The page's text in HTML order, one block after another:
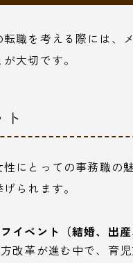
転職を考える際には、
大切です。
にとっての事務職の
られます。
イベント（結婚、出
改革が進む中で、育